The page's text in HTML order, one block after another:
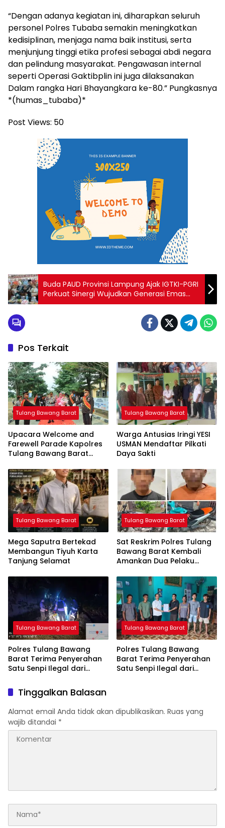
“Dengan adanya kegiatan ini, diharapkan seluruh
personel Polres Tubaba semakin meningkatkan
kedisiplinan, menjaga nama baik institusi, serta
menjunjung tinggi etika profesi sebagai abdi negara
dan pelindung masyarakat. Pengawasan internal
seperti Operasi Gaktibplin ini juga dilaksanakan
Dalam rangka Hari Bhayangkara ke-80.” Pungkasnya
*(humas_tubaba)*
Post Views: 50
Buda PAUD Provinsi Lampung Ajak IGTKI-PGRI
Perkuat Sinergi Wujudkan Generasi Emas
Lampung
Pos Terkait
Tulang Bawang Barat
Upacara Welcome and
Farewell Parade Kapolres
Tulang Bawang Barat
Tulang Bawang Barat
Warga Antusias Iringi YESI
USMAN Mendaftar Pilkati
Daya Sakti
Tulang Bawang Barat
Mega Saputra Bertekad
Membangun Tiyuh Karta
Tanjung Selamat
Tulang Bawang Barat
Sat Reskrim Polres Tulang
Bawang Barat Kembali
Amankan Dua Pelaku
Tulang Bawang Tengah
Tulang Bawang Barat
Polres Tulang Bawang
Barat Terima Penyerahan
Satu Senpi Ilegal dari
Tulang Bawang Barat
Polres Tulang Bawang
Barat Terima Penyerahan
Satu Senpi Ilegal dari
Tinggalkan Balasan
Alamat email Anda tidak akan dipublikasikan. Ruas yang
wajib ditandai *